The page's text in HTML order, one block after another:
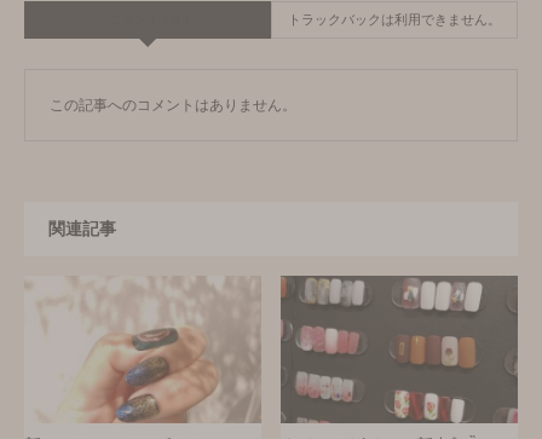
トラックバックは利用できません。
この記事へのコメントはありません。
関連記事